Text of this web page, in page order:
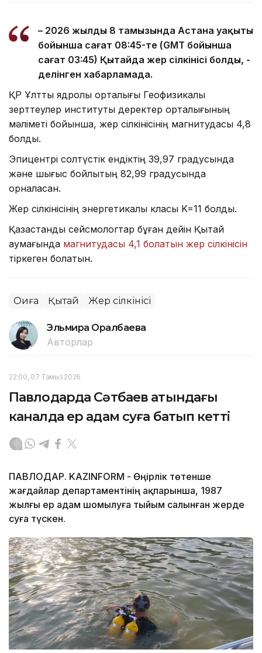
– 2026 жылдың 8 тамызында Астана уақыты
бойынша сағат 08:45-те (GMT бойынша
сағат 03:45) Қытайда жер сілкінісі болды, -
делінген хабарламада.
ҚР Ұлттық ядролық орталығы Геофизикалық
зерттеулер институты деректер орталығының
мәліметі бойынша, жер сілкінісінің магнитудасы 4,8
болды.
Эпицентрі солтүстік ендіктің 39,97 градусында
және шығыс бойлықтың 82,99 градусында
орналасқан.
Жер сілкінісінің энергетикалық класы K=11 болды.
Қазақстандық сейсмологтар бұған дейін Қытай
аумағында магнитудасы 4,1 болатын жер сілкінісін
тіркеген болатын.
Оқиға Қытай Жер сілкінісі
Эльмира Оралбаева
Авторлар
22:00, 07 Тамыз 2026
Павлодарда Сәтбаев атындағы
каналда ер адам суға батып кетті
ПАВЛОДАР. KAZINFORM - Өңірлік төтенше
жағдайлар департаментінің ақпарынша, 1987
жылғы ер адам шомылуға тыйым салынған жерде
суға түскен.